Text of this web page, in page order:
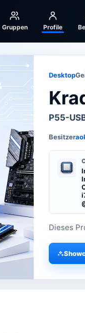
Gruppen Profile
Desktop
P55-
Besitzer
Dieses